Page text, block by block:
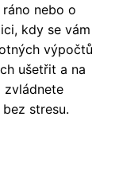
nebo o
kdy se vám
výpočtů
ušetřit a na
zvládnete
stresu.